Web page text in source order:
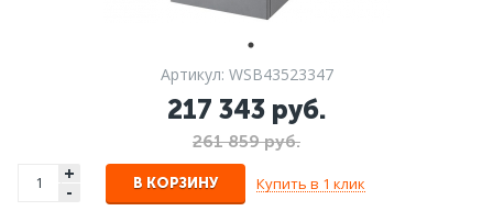
Артикул: WSB43523347
217 343 руб.
261 859 руб.
+
- В КОРЗИНУ Купить в 1 клик